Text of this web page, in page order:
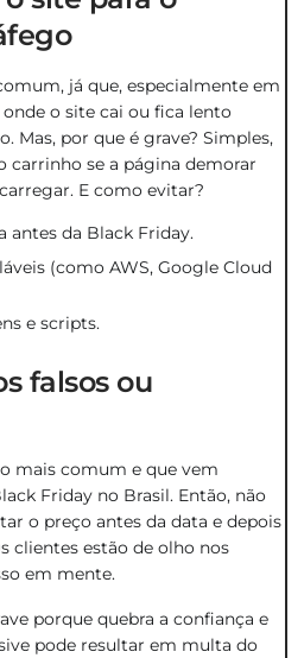
já que, especialmente em
onde o site cai ou fica lento
Mas, por que é grave? Simples,
carrinho se a página demorar
E como evitar?
antes da Black Friday.
(como AWS, Google Cloud
e scripts.
falsos ou
mais comum e que vem
Friday no Brasil. Então, não
o preço antes da data e depois
clientes estão de olho nos
em mente.
porque quebra a confiança e
pode resultar em multa do